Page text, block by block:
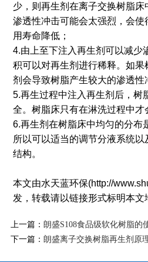
少，则再生剂在离子交换树脂床
渗透性冲击可能会太强烈，会
用寿命降低；
4.由上至下注入再生剂可以减少
积可以对再生剂进行稀释。如
剂会导致树脂产生较大的渗透性
5.再生过程中注入再生剂后，树
全。树脂床只有在淋洗过程中才
6.再生剂在树脂床中均匀的分布
所以可以适当的调节分液系统
结构。
本文由水天蓝环保(http://
发，转载请以链接形式标明本文
上一篇： 朗盛S108食品级软化树脂的
下一篇： 朗盛离子交换树脂再生剂原